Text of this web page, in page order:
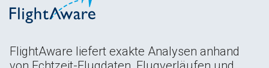
FlightAware liefert exakte Analysen anhand